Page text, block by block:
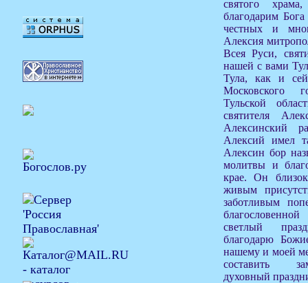
святого
благодарим
честных и
Алексия
Всея Руси,
нашей с вами
Тула, как и
Московского
Тульской
святителя
Алексинский
Алексий имел
Алексин бор
молитвы и
крае. Он
живым
заботливым
светлый
благодарю
нашему и моей
составить
духовный